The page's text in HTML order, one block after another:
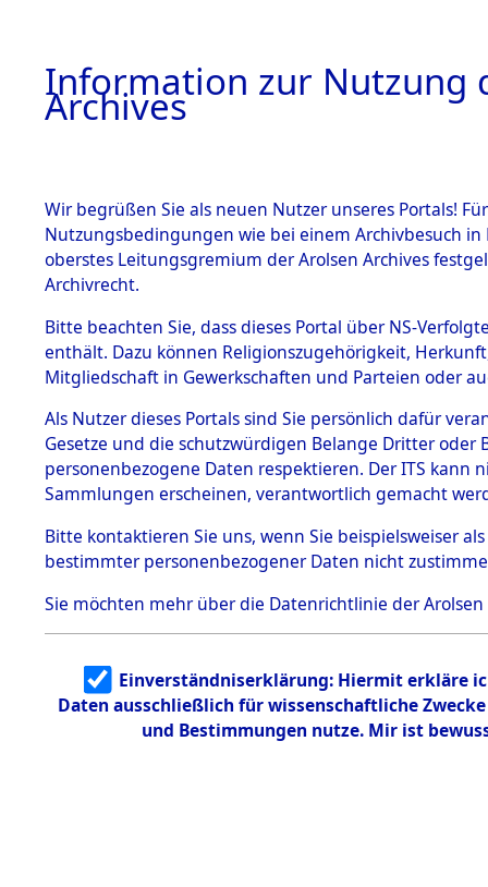
BESTÄNDE
1.
mente
5. Verschiedenes
5.3
Todesmärsche
5.3.1 Alliierte
Erhebungen
zu
Todesmärsch
en
5.3.2
Identifizierun
g
5.3.3
Todesmärsch
Dead -
Branch -
Information zur Nutzung
Archives
Wir begrüßen Sie als neuen Nutzer unseres Portals!
Nutzungsbedingungen wie bei einem Archivbesuch
oberstes Leitungsgremium der Arolsen Archives
Archivrecht.
Bitte beachten Sie, dass dieses Portal über NS-
enthält. Dazu können Religionszugehörigkeit,
Mitgliedschaft in Gewerkschaften und Parteien oder
Als Nutzer dieses Portals sind Sie persönlich dafür
Gesetze und die schutzwürdigen Belange Dritter
personenbezogene Daten respektieren. Der ITS
Sammlungen erscheinen, verantwortlich gemacht
Bitte kontaktieren Sie uns, wenn Sie beispielsweiser
bestimmter personenbezogener Daten nicht
Sie möchten mehr über die Datenrichtlinie der Arolsen
Einverständniserklärung: Hiermit erkläre
Daten ausschließlich für wissenschaftliche
und Bestimmungen nutze. Mir ist